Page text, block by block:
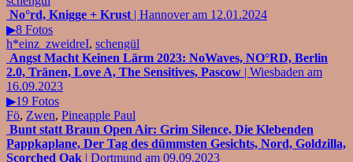
No°rd, Knigge + Krust | Hannover am 12.01.2024
▶8 Fotos
h*einz_zweidreI, schengül
Angst Macht Keinen Lärm 2023: NoWaves, NO°RD, Berlin
2.0, Tränen, Love A, The Sensitives, Pascow | Wiesbaden am
16.09.2023
▶19 Fotos
Fö, Zwen, Pineapple Paul
Bunt statt Braun Open Air: Grim Silence, Die Klebenden
Pappkaplane, Der Tag des dümmsten Gesichts, Nord, Goldzilla,
Scorched Oak | Dortmund am 09.09.2023